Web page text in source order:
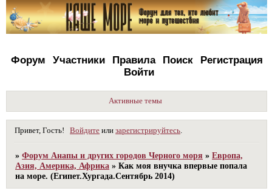
Форум Участники Правила Поиск
Регистрация
Войти
Активные темы
Привет, Гость! Войдите илизарегистрируйтесь
»Форум Анапы и других городов Черного моря »Европа,
Азия, Америка, Африка »Как моя внучка впервые попала
на море. (Египет.Хургада.Сентябрь 2014)